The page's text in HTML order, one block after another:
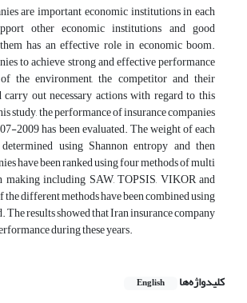
are important economic institutions in each
other economic institutions and good
has an effective role in economic boom.
to achieve strong and effective performance
the environment, the competitor and their
carry out necessary actions with regard to this
study, the performance of insurance companies
2009 has been evaluated. The weight of each
using Shannon entropy and then
have been ranked using four methods of multi
making including SAW, TOPSIS, VIKOR and
different methods have been combined using
The results showed that Iran insurance company
during these years.
کلیدواژه‌ها English